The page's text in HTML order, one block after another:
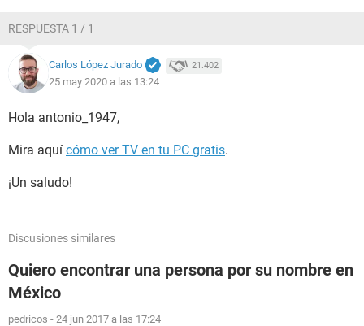
RESPUESTA 1 / 1
Carlos López Jurado 21.402
25 may 2020 a las 13:24
Hola antonio_1947,
Mira aquí cómo ver TV en tu PC gratis.
¡Un saludo!
Discusiones similares
Quiero encontrar una persona por su nombre en
México
pedricos - 24 jun 2017 a las 17:24